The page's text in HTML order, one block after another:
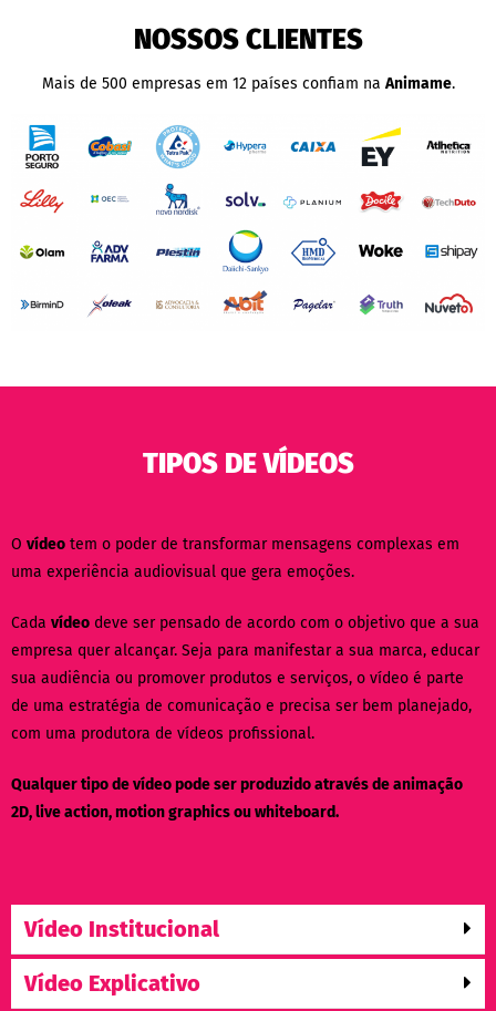
NOSSOS CLIENTES
Mais de 500 empresas em 12 países confiam na Animame.
TIPOS DE VÍDEOS
O vídeo tem o poder de transformar mensagens complexas em
uma experiência audiovisual que gera emoções.
Cada vídeo deve ser pensado de acordo com o objetivo que a sua
empresa quer alcançar. Seja para manifestar a sua marca, educar
sua audiência ou promover produtos e serviços, o vídeo é parte
de uma estratégia de comunicação e precisa ser bem planejado,
com uma produtora de vídeos profissional.
Qualquer tipo de vídeo pode ser produzido através de animação
2D, live action, motion graphics ou whiteboard.
Vídeo Institucional
Vídeo Explicativo